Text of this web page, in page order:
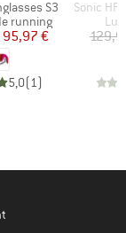
S3
running
réduit
95,97 €
5,0(1)
Article
Sonic HR V